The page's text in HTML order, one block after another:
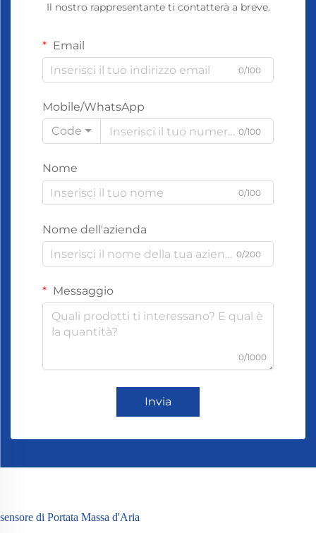
Il nostro rappresentante ti contatterà a breve.
Email
0/100
Mobile/WhatsApp
Code
0/100
Nome
0/100
Nome dell'azienda
0/200
Messaggio
0/1000
Invia
sensore di Portata Massa d'Aria